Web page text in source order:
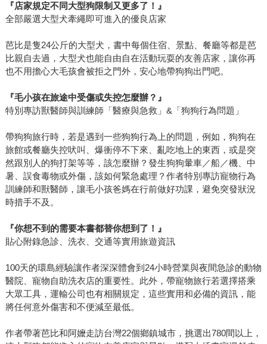
『店家規定不同大型狗限制又更多了！』
全部嚴選大型犬牽繩即可進入的優良店家
芭比是隻24公斤的大型犬，書中每個住宿、景點、餐廳等都是芭
比親自去過，大型犬也能自由自在活動玩耍的友善店家，讓你再
也不用擔心大毛孩會被拒之門外，安心地帶狗狗出門吧。
『毛小孩在旅途中受傷或失控怎麼辦？』
特別專訪獸醫師與訓練師「醫療與急救」&「狗狗行為問題」
帶狗狗旅行時，若是遇到一些狗狗行為上的問題，例如，狗狗在
旅館或餐廳失控吠叫、爆衝停不下來、亂吃地上的東西，或是突
然跟別人的狗打架等等，該怎麼辦？發生狗狗暈車／船／機、中
暑、誤食毒物或外傷，該如何緊急處理？作者特別專訪寵物行為
訓練師和獸醫師，讓毛小孩爸媽在行前做好功課，避免突發狀況
時措手不及。
『你想不到的需要本書都替你想到了！』
貼心附錄急診、洗衣、交通等實用旅遊資訊
100天的環島經驗讓作者深深體會到24小時營業與夜間急診的動物
醫院、寵物自助洗衣店的重要性。此外，帶寵物旅行若選擇搭乘
大眾工具，運輸公司也有相關規定，這些實用和必備的資訊，能
將任何意外傷害和不便減至最低。
作者帶著芭比和阿嬤走訪台灣22個鄉鎮城市，挑選出780間以上，